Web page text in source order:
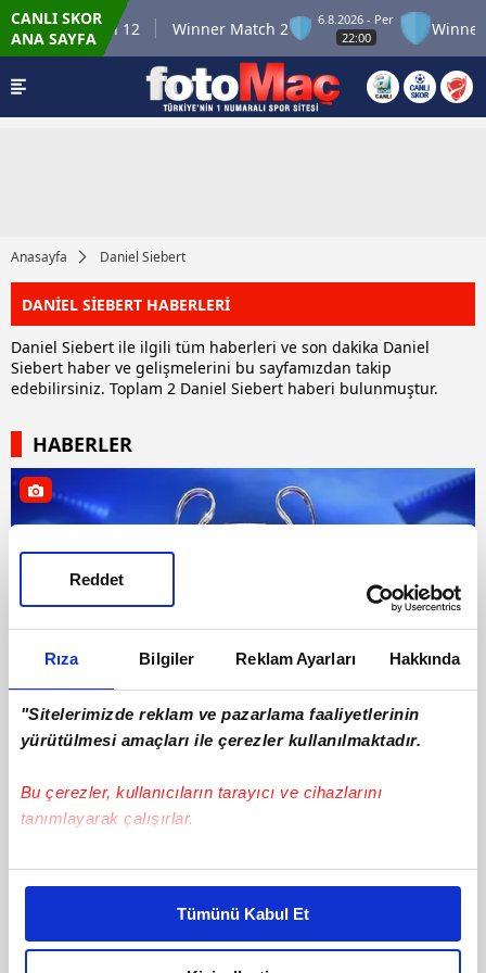
Rıza Bilgiler Reklam Ayarları Hakkında
"Sitelerimizde reklam ve pazarlama faaliyetlerinin
yürütülmesi amaçları ile çerezler kullanılmaktadır.
Bu çerezler, kullanıcıların tarayıcı ve cihazlarını
tanımlayarak çalışırlar.
Bu çerezlere izin vermeniz halinde sizlere özel
daha iyi reklam deneyimi yaşatabiliriz. Bunu yaparken
amacımızın size daha iyi bir reklam deneyimi sunmak
Tümünü Kabul Et
Reddet
CANLI SKOR
ANA SAYFA
Winner Match 12 Winner Match 2
6.8.2026 - Per
22:00
Winner
Anasayfa Daniel Siebert
DANİEL SİEBERT HABERLERİ
Daniel Siebert ile ilgili tüm haberleri ve son dakika Daniel
Siebert haber ve gelişmelerini bu sayfamızdan takip
edebilirsiniz. Toplam 2 Daniel Siebert haberi bulunmuştur.
HABERLER
UEFA Şampiyonlar Ligi 29 Mayıs 2026 | Cuma